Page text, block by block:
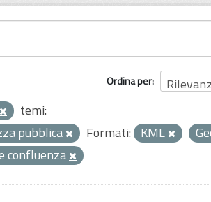
Ordina per
temi:
pubblica
Formati: KML
confluenza